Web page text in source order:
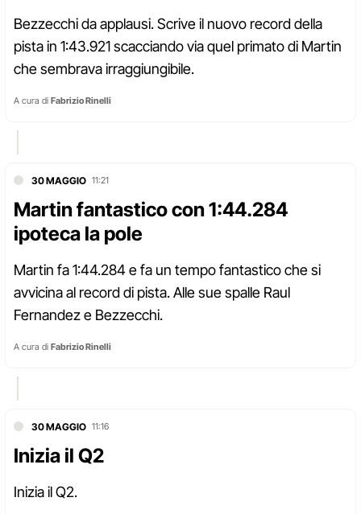
Bezzecchi da applausi. Scrive il nuovo record della
pista in 1:43.921 scacciando via quel primato di Martin
che sembrava irraggiungibile.
A cura di Fabrizio Rinelli
30 MAGGIO 11:21
Martin fantastico con 1:44.284
ipoteca la pole
Martin fa 1:44.284 e fa un tempo fantastico che si
avvicina al record di pista. Alle sue spalle Raul
Fernandez e Bezzecchi.
A cura di Fabrizio Rinelli
30 MAGGIO 11:16
Inizia il Q2
Inizia il Q2.